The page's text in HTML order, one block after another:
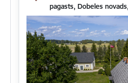
pagasts, Dobeles